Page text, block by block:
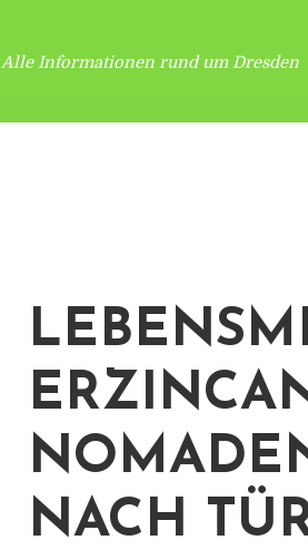
Alle Informationen rund um Dresden
NACH